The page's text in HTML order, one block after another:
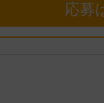
応募